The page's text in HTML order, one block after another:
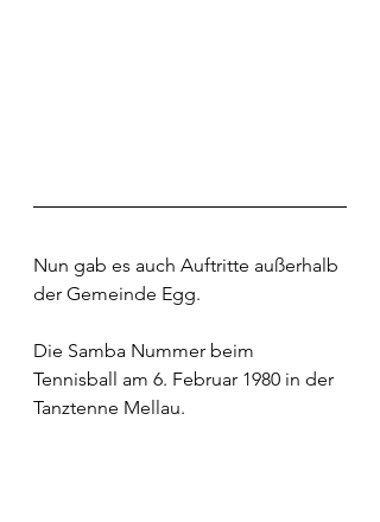
Nun gab es auch Auftritte außerhalb
der Gemeinde Egg.
Die Samba Nummer beim
Tennisball am 6. Februar 1980 in der
Tanztenne Mellau.